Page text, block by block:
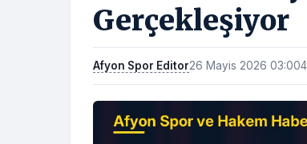
Gerçekleşiyor
Afyon Spor Editor26 Mayis 2026 03:00